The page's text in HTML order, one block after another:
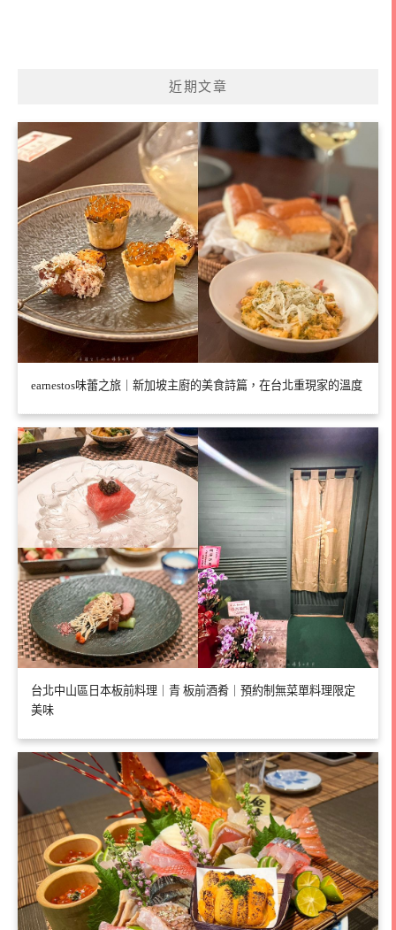
近期文章
earnestos味蕾之旅｜新加坡主廚的美食詩篇，在台北重現家的溫度
台北中山區日本板前料理｜青 板前酒肴｜預約制無菜單料理限定
美味